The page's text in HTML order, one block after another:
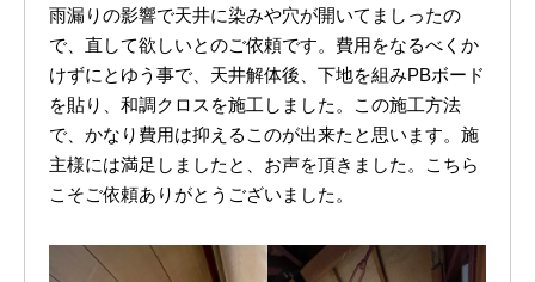
雨漏りの影響で天井に染みや穴が開いてましったの
で、直して欲しいとのご依頼です。費用をなるべくか
けずにとゆう事で、天井解体後、下地を組みPBボード
を貼り、和調クロスを施工しました。この施工方法
で、かなり費用は抑えるこのが出来たと思います。施
主様には満足しましたと、お声を頂きました。こちら
こそご依頼ありがとうございました。